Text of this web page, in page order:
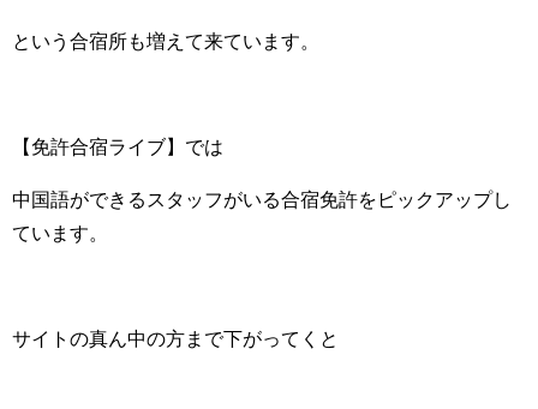
という合宿所も増えて来ています。
【免許合宿ライブ】では
中国語ができるスタッフがいる合宿免許をピックアップし
ています。
サイトの真ん中の方まで下がってくと